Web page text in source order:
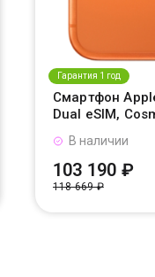
Гарантия 1 год
Смартфон
Dual eSIM,
В наличии
103 190 ₽
118 669 ₽